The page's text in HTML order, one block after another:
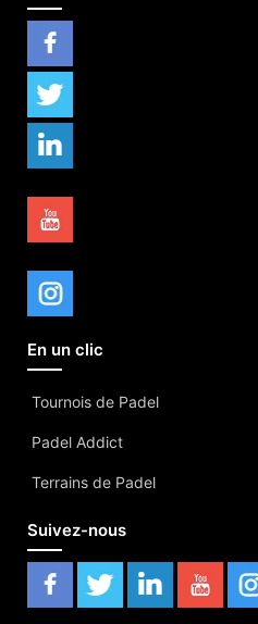
En un clic
Tournois de Padel
Padel Addict
Terrains de Padel
Suivez-nous